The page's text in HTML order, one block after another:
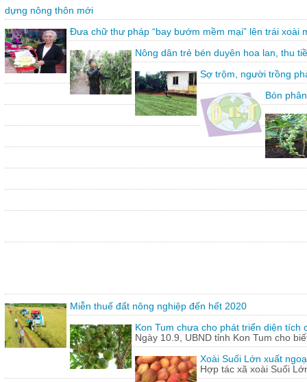
dựng nông thôn mới
Đưa chữ thư pháp “bay bướm mềm mại” lên trái xoài
Nông dân trẻ bén duyên hoa lan, thu
Sợ trộm, người trồng
Bón
Miễn thuế đất nông nghiệp đến hết 2020
Kon Tum chưa cho phát triển diện tích
Ngày 10.9, UBND tỉnh Kon Tum cho
Xoài Suối Lớn xuất
Hợp tác xã xoài Suối